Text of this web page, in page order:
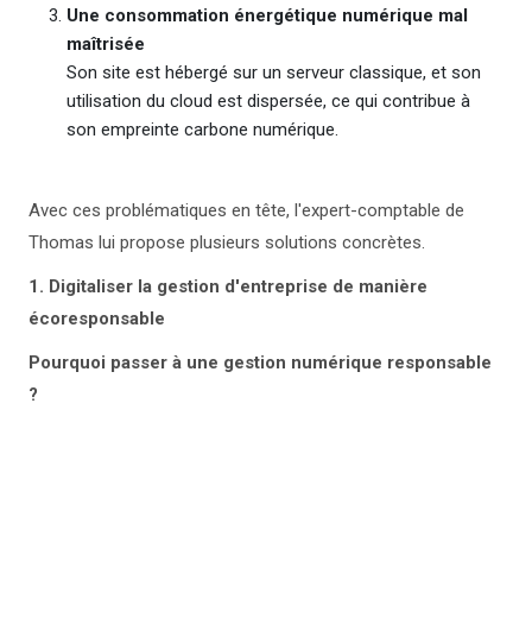
Une consommation énergétique numérique mal
maîtrisée
Son site est hébergé sur un serveur classique, et son
utilisation du cloud est dispersée, ce qui contribue à
son empreinte carbone numérique.
Avec ces problématiques en tête, l'expert-comptable de
Thomas lui propose plusieurs solutions concrètes.
1. Digitaliser la gestion d'entreprise de manière
écoresponsable
Pourquoi passer à une gestion numérique responsable
?